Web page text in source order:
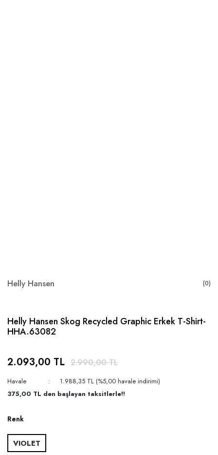
Helly Hansen (0)
Helly Hansen Skog Recycled Graphic Erkek T-Shirt-
HHA.63082
2.093,00 TL 2.990,00 TL
Havale
1.988,35 TL (%5,00 havale indirimi)
375,00 TL den başlayan taksitlerle!!
Renk
VIOLET